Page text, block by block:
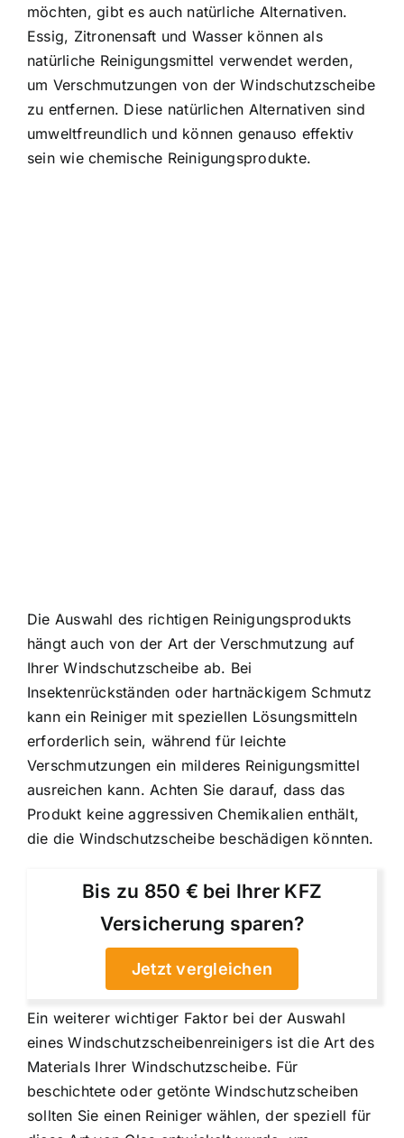
möchten, gibt es auch natürliche Alternativen.
Essig, Zitronensaft und Wasser können als
natürliche Reinigungsmittel verwendet werden,
um Verschmutzungen von der Windschutzscheibe
zu entfernen. Diese natürlichen Alternativen sind
umweltfreundlich und können genauso effektiv
sein wie chemische Reinigungsprodukte.
Die Auswahl des richtigen Reinigungsprodukts
hängt auch von der Art der Verschmutzung auf
Ihrer Windschutzscheibe ab. Bei
Insektenrückständen oder hartnäckigem Schmutz
kann ein Reiniger mit speziellen Lösungsmitteln
erforderlich sein, während für leichte
Verschmutzungen ein milderes Reinigungsmittel
ausreichen kann. Achten Sie darauf, dass das
Produkt keine aggressiven Chemikalien enthält,
die die Windschutzscheibe beschädigen könnten.
Bis zu 850 € bei Ihrer KFZ
Versicherung sparen?
Jetzt vergleichen
Ein weiterer wichtiger Faktor bei der Auswahl
eines Windschutzscheibenreinigers ist die Art des
Materials Ihrer Windschutzscheibe. Für
beschichtete oder getönte Windschutzscheiben
sollten Sie einen Reiniger wählen, der speziell für